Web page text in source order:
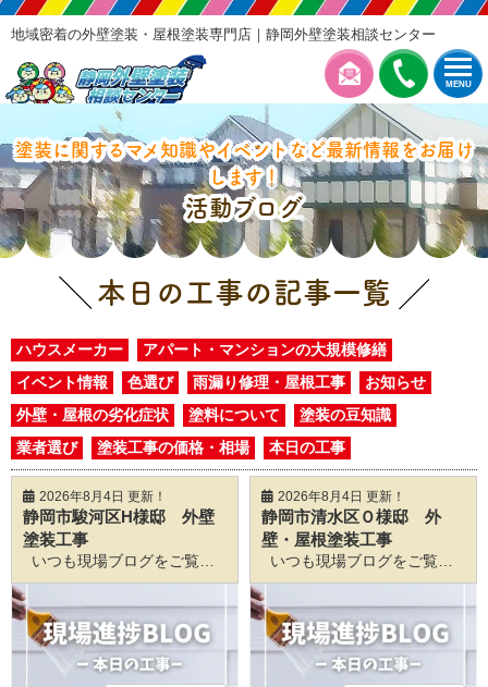
MENU
地域密着の外壁塗装・屋根塗装専門店｜静岡外壁塗装相談センター
塗装に関するマメ知識やイベントなど最新情報をお届け
します！
活動ブログ
本日の工事の記事一覧
ハウスメーカー
アパート・マンションの大規模修繕
イベント情報
色選び 雨漏り修理・屋根工事
お知らせ
外壁・屋根の劣化症状
塗料について
塗装の豆知識
業者選び
塗装工事の価格・相場 本日の工事
2026年8月4日 更新！
静岡市駿河区H様邸 外壁
塗装工事
2026年8月4日 更新！
静岡市清水区Ｏ様邸 外
壁・屋根塗装工事